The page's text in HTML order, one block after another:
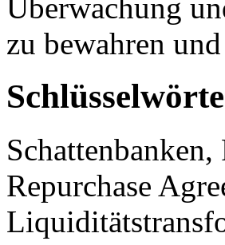
Überwachung
zu bewahren
Repurchase